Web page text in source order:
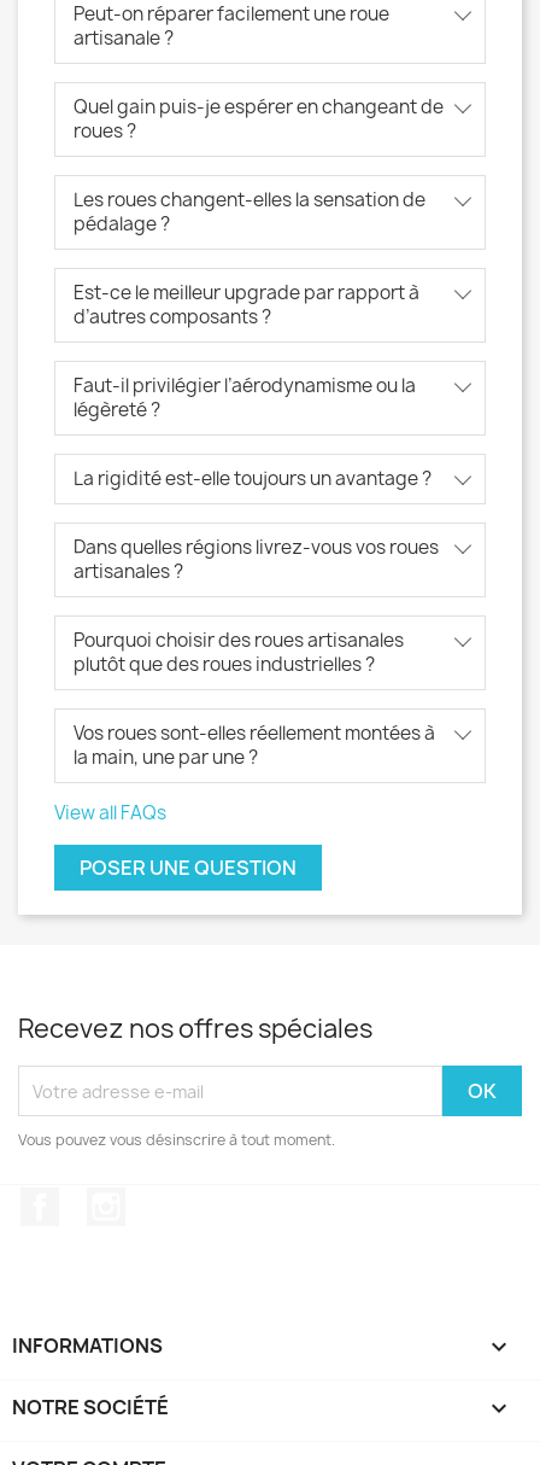
Peut-on réparer facilement une roue
artisanale ?
Quel gain puis-je espérer en changeant de
roues ?
Les roues changent-elles la sensation de
pédalage ?
Est-ce le meilleur upgrade par rapport à
d’autres composants ?
Faut-il privilégier l’aérodynamisme ou la
légèreté ?
La rigidité est-elle toujours un avantage ?
Dans quelles régions livrez-vous vos roues
artisanales ?
Pourquoi choisir des roues artisanales
plutôt que des roues industrielles ?
Vos roues sont-elles réellement montées à
la main, une par une ?
View all FAQs
POSER UNE QUESTION
Recevez nos offres spéciales
Vous pouvez vous désinscrire à tout moment.
INFORMATIONS 
NOTRE SOCIÉTÉ 